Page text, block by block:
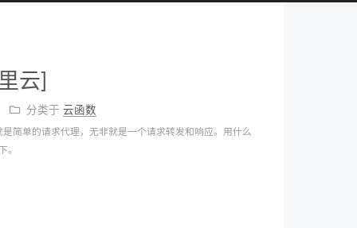
云]
分类于 云函数
简单的请求代理，无非就是一个请求转发和响应。用什么
。